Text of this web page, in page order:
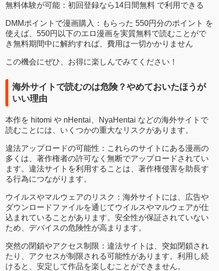
無料体験が可能：初回登録なら14日間無料 で利用できる
DMMポイントで漫画購入：もらった 550円分のポイント を
使えば、550円以下のエロ漫画を実質無料で読むことがで
き無料期間中に解約すれば、費用は一切かかりません
この機会にぜひ、お得に楽しんでみてください！
海外サイトで読むのは危険？やめておいたほうが
いい理由
本作を hitomi や nHentai、NyaHentai などの海外サイトで
読むことには、いくつかの重大なリスクがあります。
違法アップロードの可能性：これらのサイトにある漫画の
多くは、著作権者の許可なく無断でアップロードされてい
ます。違法サイトを利用することは、著作権侵害を助長す
る行為につながります。
ウイルスやマルウェアのリスク：海外サイトには、広告や
ダウンロードファイルを通じてウイルスやマルウェアが仕
込まれていることがあります。安全性が保証されていない
ため、デバイスの危険性が高まります。
突然の閉鎖やアクセス制限：違法サイトは、突如閉鎖され
たり、アクセスが制限される可能性があります。利用し続
けると、安定して作品を楽しむことができません。